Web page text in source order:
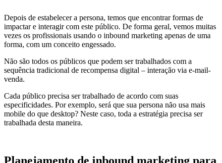
Depois de estabelecer a persona, temos que encontrar formas de
impactar e interagir com este público. De forma geral, vemos muitas
vezes os profissionais usando o inbound marketing apenas de uma
forma, com um conceito engessado.
Não são todos os públicos que podem ser trabalhados com a
sequência tradicional de recompensa digital – interação via e-mail-
venda.
Cada público precisa ser trabalhado de acordo com suas
especificidades. Por exemplo, será que sua persona não usa mais
mobile do que desktop? Neste caso, toda a estratégia precisa ser
trabalhada desta maneira.
Planejamento de inbound marketing para